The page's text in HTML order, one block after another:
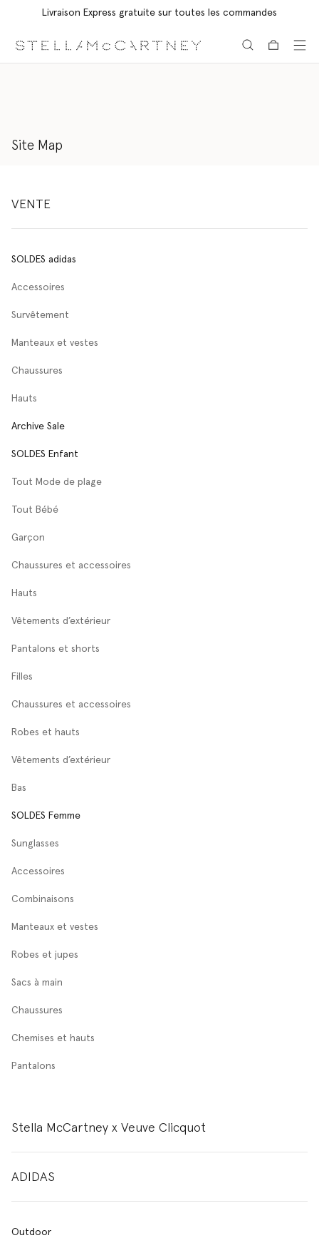
Livraison Express gratuite sur toutes les commandes
Site Map
VENTE
SOLDES adidas
Accessoires
Survêtement
Manteaux et vestes
Chaussures
Hauts
Archive Sale
SOLDES Enfant
Tout Mode de plage
Tout Bébé
Garçon
Chaussures et accessoires
Hauts
Vêtements d’extérieur
Pantalons et shorts
Filles
Chaussures et accessoires
Robes et hauts
Vêtements d’extérieur
Bas
SOLDES Femme
Sunglasses
Accessoires
Combinaisons
Manteaux et vestes
Robes et jupes
Sacs à main
Chaussures
Chemises et hauts
Pantalons
Stella McCartney x Veuve Clicquot
ADIDAS
Outdoor